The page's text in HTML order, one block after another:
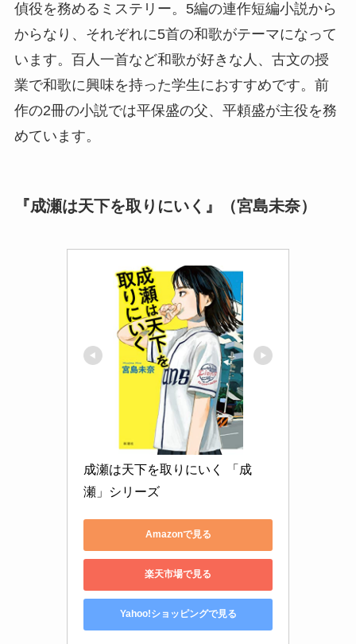
偵役を務めるミステリー。5編の連作短編小説から
からなり、それぞれに5首の和歌がテーマになって
います。百人一首など和歌が好きな人、古文の授
業で和歌に興味を持った学生におすすめです。前
作の2冊の小説では平保盛の父、平頼盛が主役を務
めています。
『成瀬は天下を取りにいく』（宮島未奈）
成瀬は天下を取りにいく 「成
瀬」シリーズ
Amazonで見る
楽天市場で見る
Yahoo!ショッピングで見る